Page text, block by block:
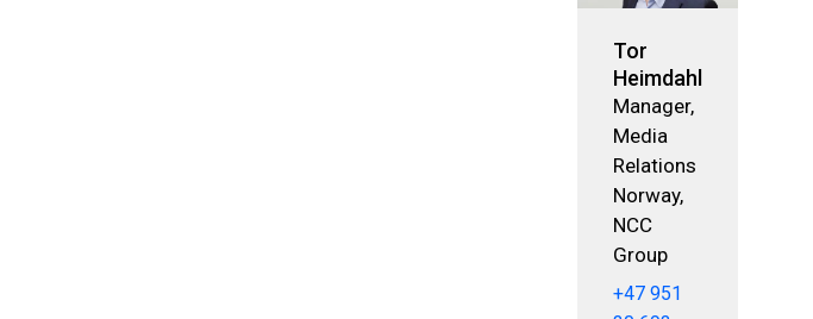
Tor
Heimdahl
Manager,
Media
Relations
Norway,
NCC
Group
+47 951